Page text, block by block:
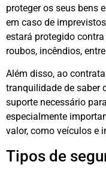
proteger os seus bens
em caso de
estará protegido
roubos, incêndios,
Além disso, ao
tranquilidade de saber
suporte necessário
especialmente
valor, como veículos e
Tipos de